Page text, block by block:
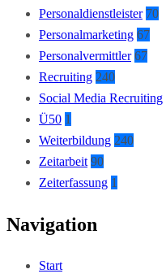
Personaldienstleister 70
Personalmarketing 67
Personalvermittler 67
Recruiting 240
Social Media Recruiting
Ü50 1
Weiterbildung 240
Zeitarbeit 90
Zeiterfassung 1
Navigation
Start